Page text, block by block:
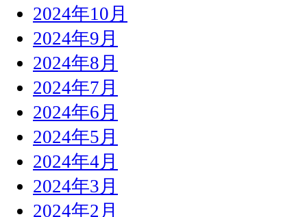
2024年10月
2024年9月
2024年8月
2024年7月
2024年6月
2024年5月
2024年4月
2024年3月
2024年2月